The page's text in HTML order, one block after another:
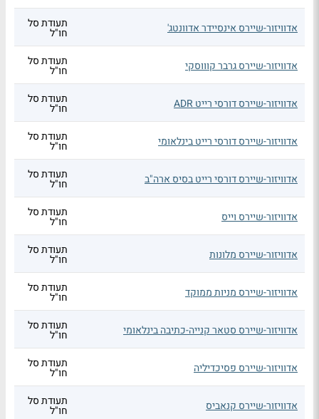
אדוויזור-שיירס אינסיידר אדוונטג' תעודת סל
חו"ל
אדוויזור-שיירס גרבר קוווסקי תעודת סל
חו"ל
אדוויזור-שיירס דורסי רייט ADR תעודת סל
חו"ל
אדוויזור-שיירס דורסי רייט בינלאומי תעודת סל
חו"ל
אדוויזור-שיירס דורסי רייט בסיס ארה"ב תעודת סל
חו"ל
אדוויזור-שיירס וייס תעודת סל
חו"ל
אדוויזור-שיירס מלונות תעודת סל
חו"ל
אדוויזור-שיירס מניות ממוקד תעודת סל
חו"ל
אדוויזור-שיירס סטאר קנייה-כתיבה בינלאומי תעודת סל
חו"ל
אדוויזור-שיירס פסיכדיליה תעודת סל
חו"ל
אדוויזור-שיירס קנאביס תעודת סל
חו"ל